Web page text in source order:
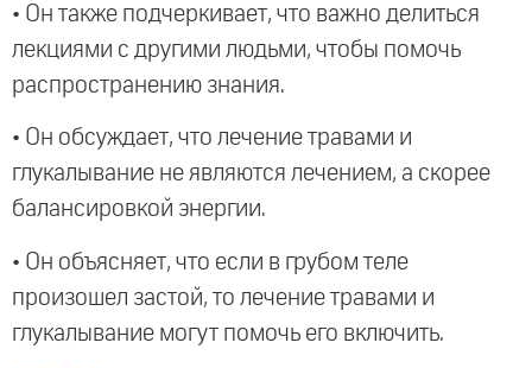
• Он также подчеркивает, что важно делиться
лекциями с другими людьми, чтобы помочь
распространению знания.
• Он обсуждает, что лечение травами и
глукалывание не являются лечением, а скорее
балансировкой энергии.
• Он объясняет, что если в грубом теле
произошел застой, то лечение травами и
глукалывание могут помочь его включить.